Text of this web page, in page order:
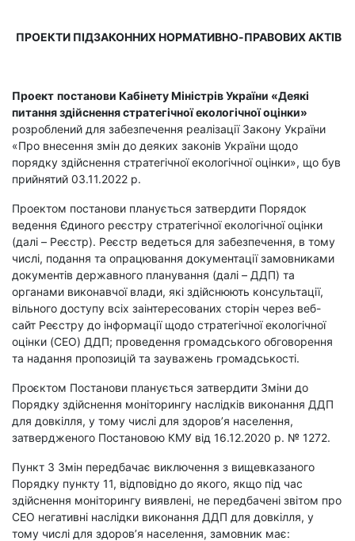
ПРОЕКТИ ПІДЗАКОННИХ НОРМАТИВНО-ПРАВОВИХ АКТІВ
Проект постанови Кабінету Міністрів України «Деякі
питання здійснення стратегічної екологічної оцінки»
розроблений для забезпечення реалізації Закону України
«Про внесення змін до деяких законів України щодо
порядку здійснення стратегічної екологічної оцінки», що був
прийнятий 03.11.2022 р.
Проектом постанови планується затвердити Порядок
ведення Єдиного реєстру стратегічної екологічної оцінки
(далі – Реєстр). Реєстр ведеться для забезпечення, в тому
числі, подання та опрацювання документації замовниками
документів державного планування (далі – ДДП) та
органами виконавчої влади, які здійснюють консультації,
вільного доступу всіх заінтересованих сторін через веб-
сайт Реєстру до інформації щодо стратегічної екологічної
оцінки (СЕО) ДДП; проведення громадського обговорення
та надання пропозицій та зауважень громадськості.
Проєктом Постанови планується затвердити Зміни до
Порядку здійснення моніторингу наслідків виконання ДДП
для довкілля, у тому числі для здоров’я населення,
затвердженого Постановою КМУ від 16.12.2020 р. № 1272.
Пункт 3 Змін передбачає виключення з вищевказаного
Порядку пункту 11, відповідно до якого, якщо під час
здійснення моніторингу виявлені, не передбачені звітом про
СЕО негативні наслідки виконання ДДП для довкілля, у
тому числі для здоров’я населення, замовник має: